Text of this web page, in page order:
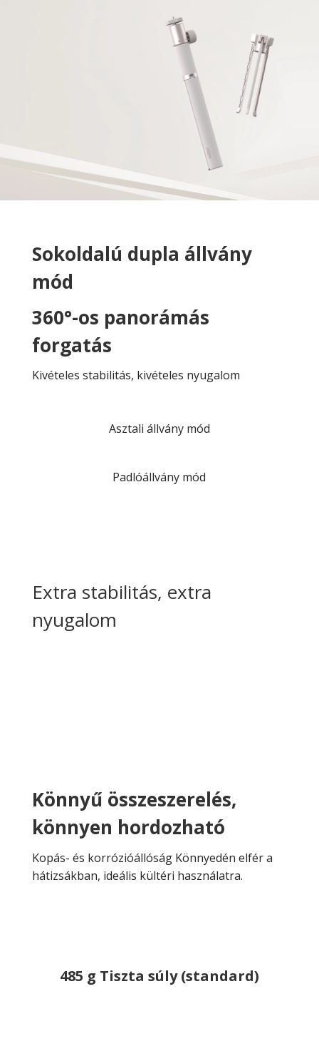
Sokoldalú dupla állvány
mód
360°-os panorámás
forgatás
Kivételes stabilitás, kivételes nyugalom
Asztali állvány mód
Padlóállvány mód
Extra stabilitás, extra
nyugalom
Könnyű összeszerelés,
könnyen hordozható
Kopás- és korrózióállóság Könnyedén elfér a
hátizsákban, ideális kültéri használatra.
485 g Tiszta súly (standard)